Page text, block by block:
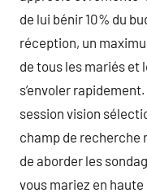
de lui bénir 10% du
réception, un
de tous les mariés et
s’envoler
session vision
champ de recherche
de aborder les
vous mariez en